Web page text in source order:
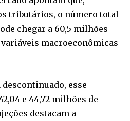
tributários, o número total
chegar a 60,5 milhões
variáveis macroeconômicas
descontinuado, esse
e 44,72 milhões de
destacam a